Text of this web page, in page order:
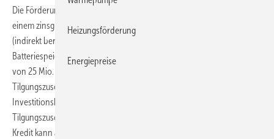
Die Förderung ist als KfW-Programm ausgestaltet und besteht aus
einem zinsgünstigen Kredit und einem Tilgungszuschuss für die
(indirekt berechneten) Investitionskosten in das
Batteriespeichersystem. Für das Jahr 2013 stehen insgesamt Mittel
von 25 Mio. Euro für die Förderung zur Verfügung. Der
Tilgungszuschuss beträgt dabei maximal 30 % an den
Investitionskosten für das Batteriespeichersystem. Es erfolgen keine
Tilgungszuschüsse für die Investition in Photovoltaik-Anlagen. Der
Kredit kann aber bei der KfW im Falle der Investition in ein
Heizungsförderung
Energiepreise